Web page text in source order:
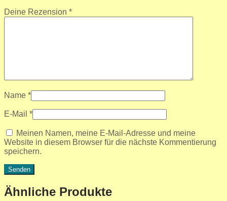
Deine Rezension *
Name *
E-Mail *
Meinen Namen, meine E-Mail-Adresse und meine
Website in diesem Browser für die nächste Kommentierung
speichern.
Ähnliche Produkte